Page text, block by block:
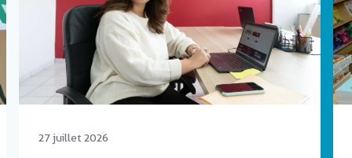
27 juillet 2026